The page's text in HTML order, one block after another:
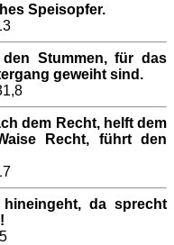
Speisopfer.
Stummen, für das
geweiht sind.
dem Recht, helft dem
Recht, führt den
da sprecht